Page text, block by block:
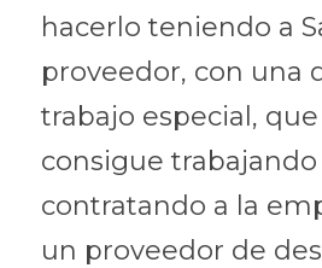
hacerlo teniendo a
proveedor, con una
trabajo especial,
consigue
contratando a la
un proveedor de